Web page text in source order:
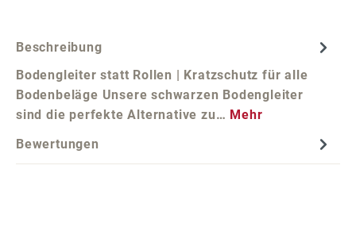
Beschreibung
Bodengleiter statt Rollen | Kratzschutz für alle
Bodenbeläge Unsere schwarzen Bodengleiter
sind die perfekte Alternative zu… Mehr
Bewertungen